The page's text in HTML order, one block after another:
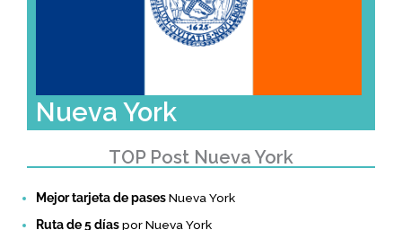
Nueva York
TOP Post Nueva York
Mejor tarjeta de pasesNueva York
Ruta de 5 díaspor Nueva York